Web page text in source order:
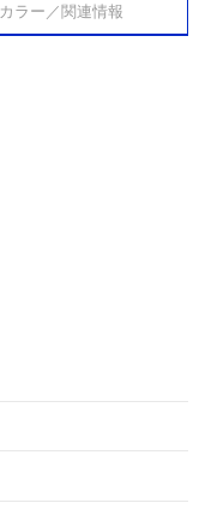
カラー／関連情報